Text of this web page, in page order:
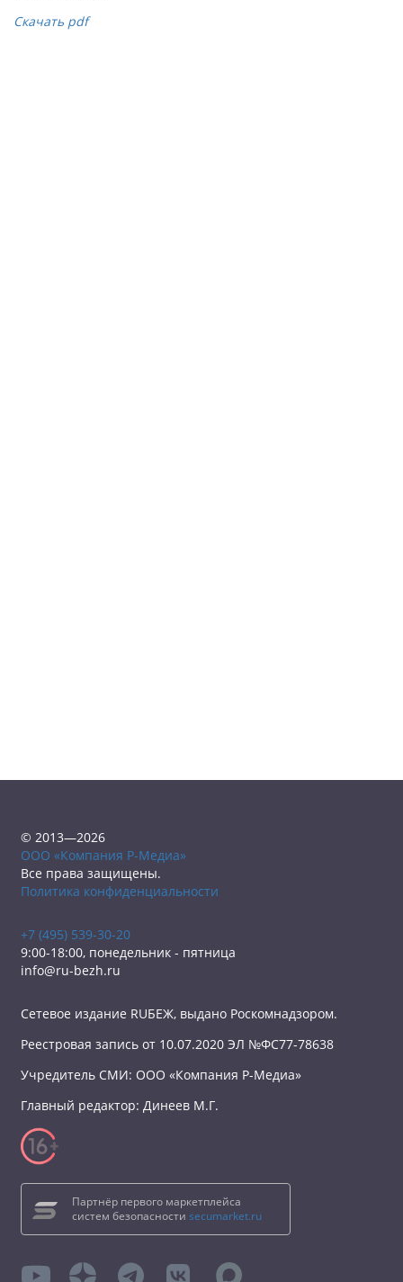
Скачать pdf
© 2013—2026
ООО «Компания Р-Медиа»
Все права защищены.
Политика конфиденциальности
+7 (495) 539-30-20
9:00-18:00, понедельник - пятница
info@ru-bezh.ru
Сетевое издание RUБЕЖ, выдано Роскомнадзором.
Реестровая запись от 10.07.2020 ЭЛ №ФС77-78638
Учредитель СМИ: ООО «Компания Р-Медиа»
Главный редактор: Динеев М.Г.
Партнёр первого маркетплейса
систем безопасности secumarket.ru